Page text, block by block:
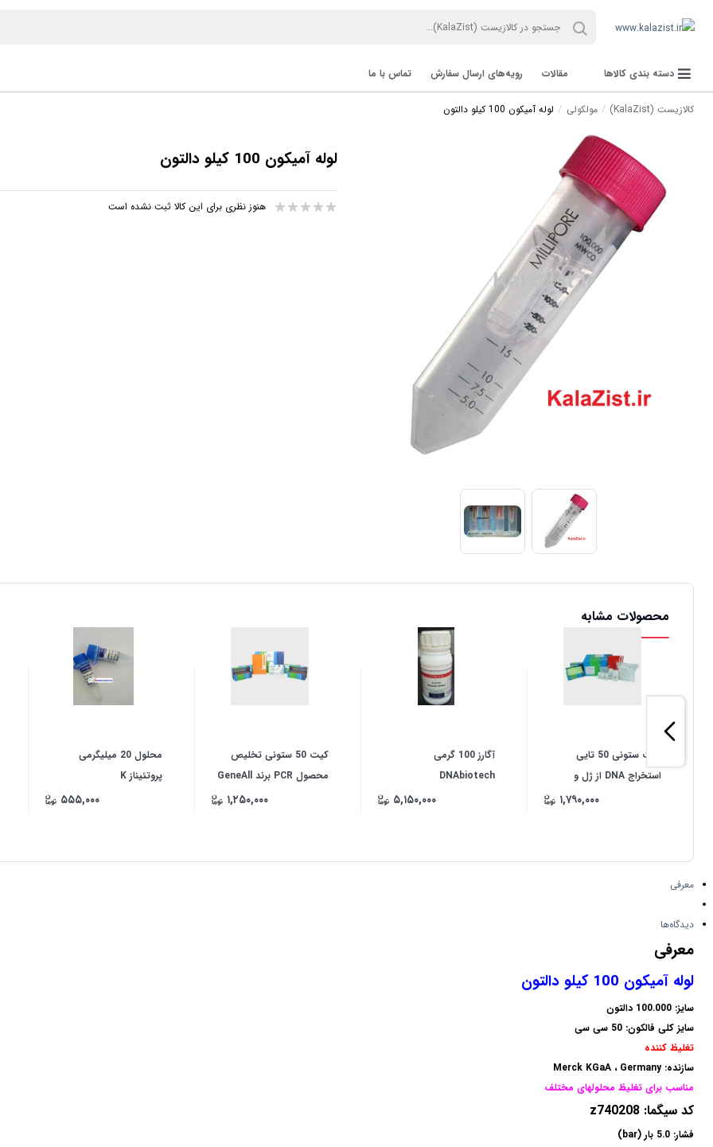
دسته بندی کالاها مقالات رویه‌های ارسال سفارش تماس با ما
کالازیست (KalaZist) مولکولی لوله آمیکون 100 کیلو دالتون
لوله آمیکون 100 کیلو دالتون
هنوز نظری برای این کالا ثبت نشده است
محصولات مشابه
کیت ستونی 50 تایی
استخراج DNA از ژل و
تخلیص محصول PCR۱,۷۹۰,۰۰۰
آگارز 100 گرمی
DNAbiotech
۵,۱۵۰,۰۰۰
کیت 50 ستونی تخلیص
محصول PCR برند GeneAll
۱,۲۵۰,۰۰۰
محلول 20 میلیگرمی
پروتئیناز K
۵۵۵,۰۰۰
معرفی
دیدگاه‌ها
معرفی
لوله آمیکون 100 کیلو دالتون
سایز: 100.000 دالتون
سایز کلی فالکون: 50 سی سی
تغلیظ کننده
سازنده: Merck KGaA ، Germany
مناسب برای تغلیظ محلولهای مختلف
کد سیگما: z740208
فشار: 5.0 بار (bar)